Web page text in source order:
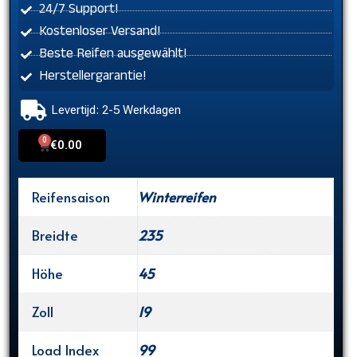
24/7 Support!
Kostenloser Versand!
Beste Reifen ausgewählt!
Herstellergarantie!
Levertijd: 2-5 Werkdagen
€0.00
0
Cart
Reifensaison
Winterreifen
Breidte
235
Höhe
45
Zoll
19
Load Index
99